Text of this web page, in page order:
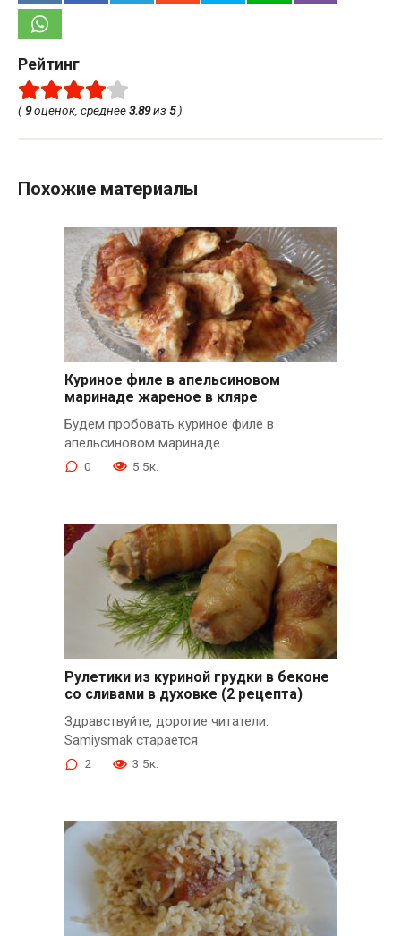
Рейтинг
( 9оценок, среднее3.89из 5)
Похожие материалы
Куриное филе в апельсиновом
маринаде жареное в кляре
Будем пробовать куриное филе в
апельсиновом маринаде
0 5.5к.
Рулетики из куриной грудки в беконе
со сливами в духовке (2 рецепта)
Здравствуйте, дорогие читатели.
Samiysmak старается
2 3.5к.